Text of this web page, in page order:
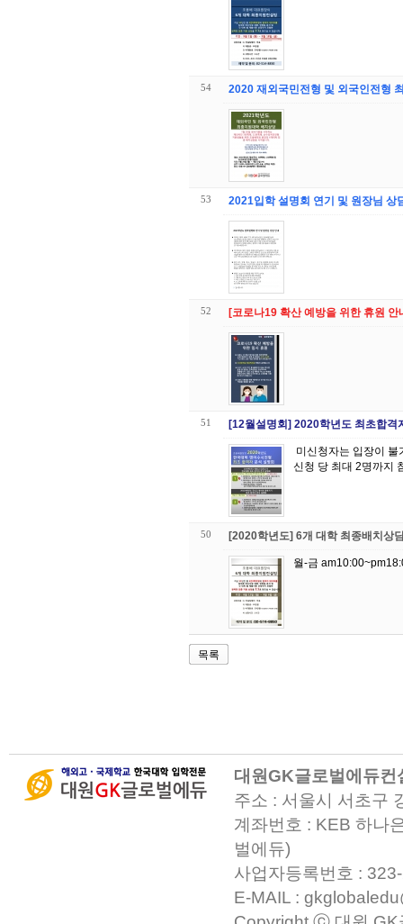
54 2020 재외국민전형 및 외국인전형
53 2021입학 설명회 연기 및 원장님 상
52 [코로나19 확산 예방을 위한 휴원 안
51 [12월설명회] 2020학년도 최초합격
신청 당 최대 2명까지
50 [2020학년도] 6개 대학 최종배치상
월-금
목록
대원GK글로벌에듀
주소 : 서울시 서초구
계좌번호 : KEB 하나
벌에듀)
사업자등록번호 :
E-MAIL :